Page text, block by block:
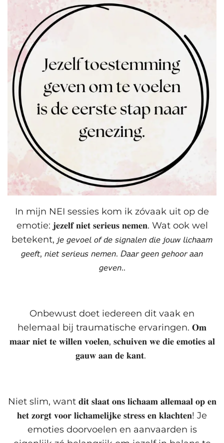
In mijn NEI sessies kom ik zóvaak uit op de
emotie: 𝐣𝐞𝐳𝐞𝐥𝐟 𝐧𝐢𝐞𝐭 𝐬𝐞𝐫𝐢𝐞𝐮𝐬 𝐧𝐞𝐦𝐞𝐧. Wat ook wel
betekent, 𝘫𝘦 𝘨𝘦𝘷𝘰𝘦𝘭 𝘰𝘧 𝘥𝘦 𝘴𝘪𝘨𝘯𝘢𝘭𝘦𝘯 𝘥𝘪𝘦 𝘫𝘰𝘶𝘸 𝘭𝘪𝘤𝘩𝘢𝘢𝘮
𝘨𝘦𝘦𝘧𝘵, 𝘯𝘪𝘦𝘵 𝘴𝘦𝘳𝘪𝘦𝘶𝘴 𝘯𝘦𝘮𝘦𝘯. 𝘋𝘢𝘢𝘳 𝘨𝘦𝘦𝘯 𝘨𝘦𝘩𝘰𝘰𝘳 𝘢𝘢𝘯
𝘨𝘦𝘷𝘦𝘯..⁣
Onbewust doet iedereen dit vaak en
helemaal bij traumatische ervaringen. 𝐎𝐦
𝐦𝐚𝐚𝐫 𝐧𝐢𝐞𝐭 𝐭𝐞 𝐰𝐢𝐥𝐥𝐞𝐧 𝐯𝐨𝐞𝐥𝐞𝐧, 𝐬𝐜𝐡𝐮𝐢𝐯𝐞𝐧 𝐰𝐞 𝐝𝐢𝐞 𝐞𝐦𝐨𝐭𝐢𝐞𝐬 𝐚𝐥
𝐠𝐚𝐮𝐰 𝐚𝐚𝐧 𝐝𝐞 𝐤𝐚𝐧𝐭. ⁣
Niet slim, want 𝐝𝐢𝐭 𝐬𝐥𝐚𝐚𝐭 𝐨𝐧𝐬 𝐥𝐢𝐜𝐡𝐚𝐚𝐦 𝐚𝐥𝐥𝐞𝐦𝐚𝐚𝐥 𝐨𝐩 𝐞𝐧
𝐡𝐞𝐭 𝐳𝐨𝐫𝐠𝐭 𝐯𝐨𝐨𝐫 𝐥𝐢𝐜𝐡𝐚𝐦𝐞𝐥𝐢𝐣𝐤𝐞 𝐬𝐭𝐫𝐞𝐬𝐬 𝐞𝐧 𝐤𝐥𝐚𝐜𝐡𝐭𝐞𝐧! Je
emoties doorvoelen en aanvaarden is